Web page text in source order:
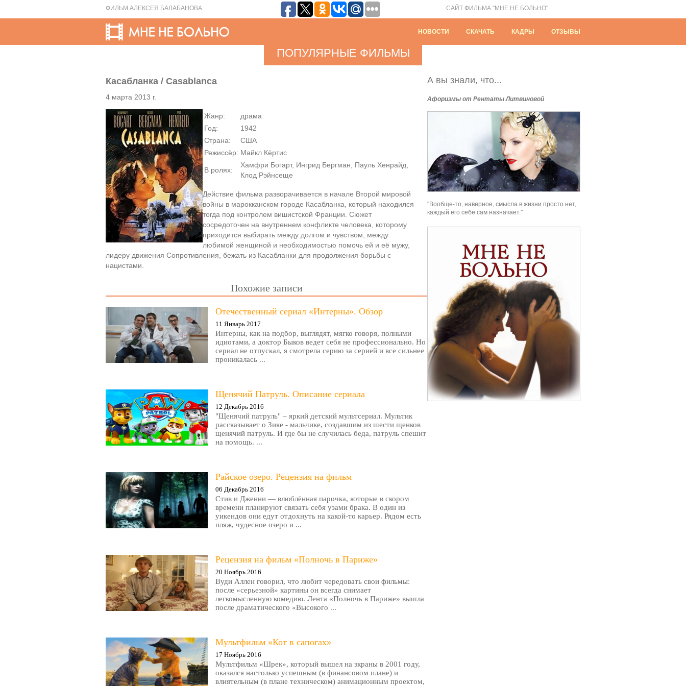
ФИЛЬМ АЛЕКСЕЯ БАЛАБАНОВА САЙТ ФИЛЬМА "МНЕ НЕ БОЛЬНО"
НОВОСТИ СКАЧАТЬ КАДРЫ ОТЗЫВЫ
ПОПУЛЯРНЫЕ ФИЛЬМЫ
Касабланка / Casablanca
4 марта 2013 г.
Жанр:
драма
Год:
1942
Страна:
США
Режиссёр: Майкл Кёртис
В ролях:
Хамфри Богарт, Ингрид Бергман, Пауль Хенрайд,
Клод Рэйнсеще
Действие фильма разворачивается в начале Второй мировой
войны в марокканском городе Касабланка, который находился
тогда под контролем вишистской Франции. Сюжет
сосредоточен на внутреннем конфликте человека, которому
приходится выбирать между долгом и чувством, между
любимой женщиной и необходимостью помочь ей и её мужу,
лидеру движения Сопротивления, бежать из Касабланки для продолжения борьбы с
нацистами.
Похожие записи
Отечественный сериал «Интерны». Обзор
11 Январь 2017
Интерны, как на подбор, выглядят, мягко говоря, полными
идиотами, а доктор Быков ведет себя не профессионально. Но
сериал не отпускал, я смотрела серию за серией и все сильнее
проникалась ...
Щенячий Патруль. Описание сериала
12 Декабрь 2016
"Щенячий патруль" – яркий детский мультсериал. Мультик
рассказывает о Зике - мальчике, создавшим из шести щенков
щенячий патруль. И где бы не случилась беда, патруль спешит
на помощь. ...
Райское озеро. Рецензия на фильм
06 Декабрь 2016
Стив и Дженни — влюблённая парочка, которые в скором
времени планируют связать себя узами брака. В один из
уикендов они едут отдохнуть на какой-то карьер. Рядом есть
пляж, чудесное озеро и ...
Рецензия на фильм «Полночь в Париже»
20 Ноябрь 2016
Вуди Аллен говорил, что любит чередовать свои фильмы:
после «серьезной» картины он всегда снимает
легкомысленную комедию. Лента «Полночь в Париже» вышла
после драматического «Высокого ...
Мультфильм «Кот в сапогах»
17 Ноябрь 2016
Мультфильм «Шрек», который вышел на экраны в 2001 году,
оказался настолько успешным (в финансовом плане) и
влиятельным (в плане техническом) анимационным проектом,
А вы знали, что...
Афоризмы от Рентаты Литвиновой
"Вообще-то, наверное, смысла в жизни просто нет,
каждый его себе сам назначает."